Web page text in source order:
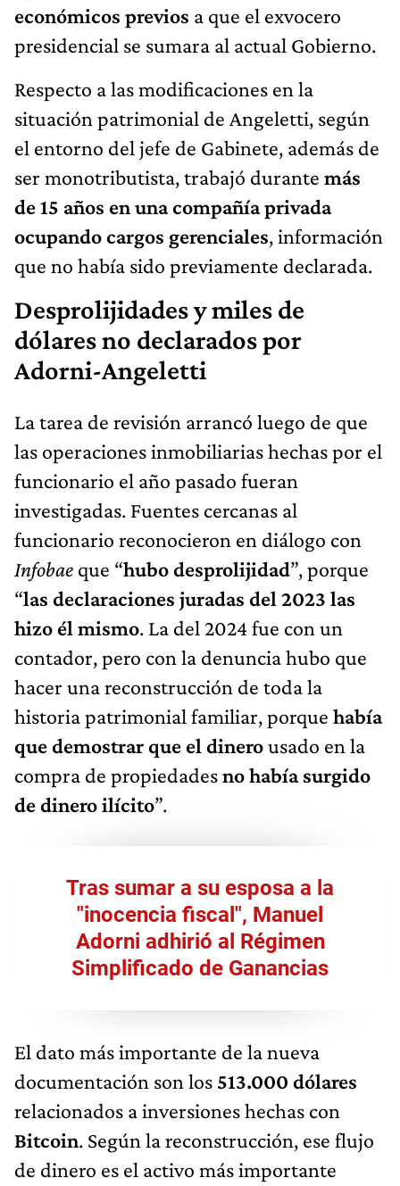
económicos previos a que el exvocero
presidencial se sumara al actual Gobierno.
Respecto a las modificaciones en la
situación patrimonial de Angeletti, según
el entorno del jefe de Gabinete, además de
ser monotributista, trabajó durante más
de 15 años en una compañía privada
ocupando cargos gerenciales, información
que no había sido previamente declarada.
Desprolijidades y miles de
dólares no declarados por
Adorni-Angeletti
La tarea de revisión arrancó luego de que
las operaciones inmobiliarias hechas por el
funcionario el año pasado fueran
investigadas. Fuentes cercanas al
funcionario reconocieron en diálogo con
Infobae que “hubo desprolijidad”, porque
“las declaraciones juradas del 2023 las
hizo él mismo. La del 2024 fue con un
contador, pero con la denuncia hubo que
hacer una reconstrucción de toda la
historia patrimonial familiar, porque había
que demostrar que el dinerousado en la
compra de propiedadesno había surgido
de dinero ilícito”.
Tras sumar a su esposa a la
"inocencia fiscal", Manuel
Adorni adhirió al Régimen
Simplificado de Ganancias
El dato más importante de la nueva
documentación son los 513.000 dólares
relacionados a inversiones hechas con
Bitcoin. Según la reconstrucción, ese flujo
de dinero es el activo más importante